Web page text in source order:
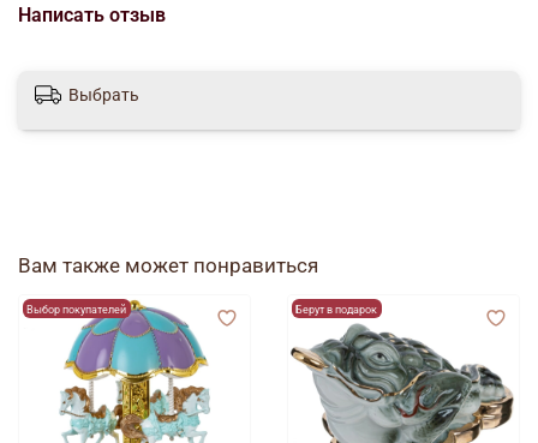
Написать отзыв
Выбрать
Вам также может понравиться
Выбор покупателей Берут в подарок